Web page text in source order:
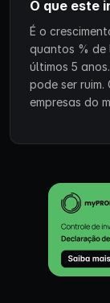
O que este
É o
quantos % de
últimos 5
pode ser ruim.
empresas do